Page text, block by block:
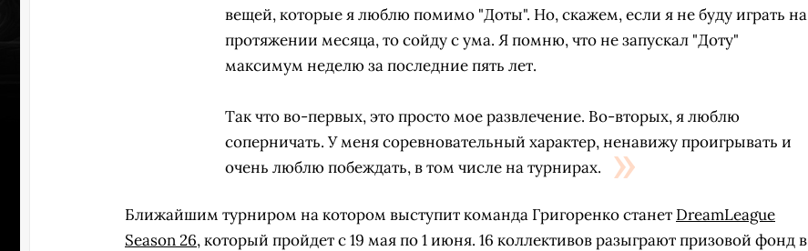
вещей, которые я люблю помимо "Доты". Но, скажем, если я не буду играть на
протяжении месяца, то сойду с ума. Я помню, что не запускал "Доту"
максимум неделю за последние пять лет.
Так что во-первых, это просто мое развлечение. Во-вторых, я люблю
соперничать. У меня соревновательный характер, ненавижу проигрывать и
очень люблю побеждать, в том числе на турнирах.
Ближайшим турниром на котором выступит команда Григоренко станет DreamLeague
Season 26, который пройдет с 19 мая по 1 июня. 16 коллективов разыграют призовой фонд в